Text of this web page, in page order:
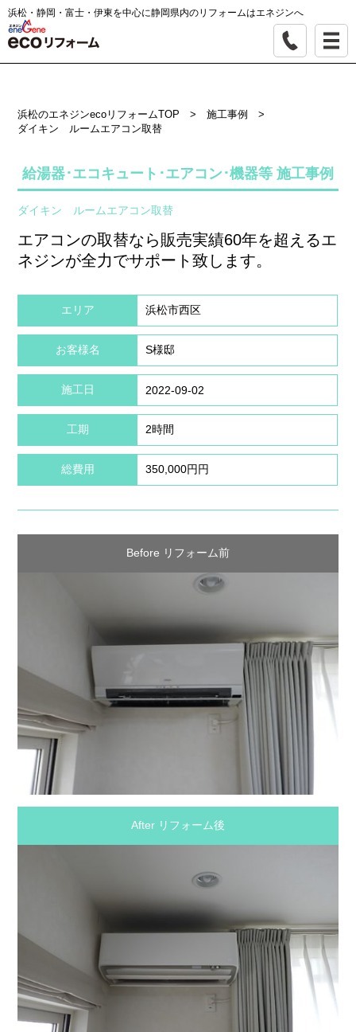
浜松・静岡・富士・伊東を中心に静岡県内のリフォームはエネジンへ
浜松のエネジンecoリフォームTOP >施工事例
>
ダイキン ルームエアコン取替
給湯器･エコキュート･エアコン･機器等 施工事例
ダイキン ルームエアコン取替
エアコンの取替なら販売実績60年を超えるエ
ネジンが全力でサポート致します。
エリア 浜松市西区
お客様名 S様邸
施工日 2022-09-02
工期 2時間
総費用 350,000円円
Before リフォーム前
After リフォーム後